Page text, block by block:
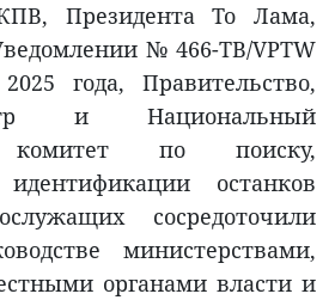
Президента То Лама,
№ 466-TB/VPTW
года, Правительство,
и Национальный
комитет по поиску,
останков
сосредоточили
министерствами,
органами власти и